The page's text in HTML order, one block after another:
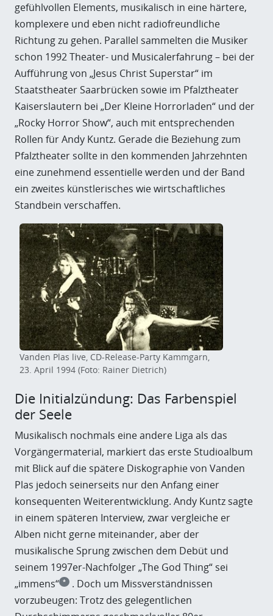
gefühlvollen Elements, musikalisch in eine härtere,
komplexere und eben nicht radiofreundliche
Richtung zu gehen. Parallel sammelten die Musiker
schon 1992 Theater- und Musicalerfahrung – bei der
Aufführung von „Jesus Christ Superstar“ im
Staatstheater Saarbrücken sowie im Pfalztheater
Kaiserslautern bei „Der Kleine Horrorladen“ und der
„Rocky Horror Show“, auch mit entsprechenden
Rollen für Andy Kuntz. Gerade die Beziehung zum
Pfalztheater sollte in den kommenden Jahrzehnten
eine zunehmend essentielle werden und der Band
ein zweites künstlerisches wie wirtschaftliches
Standbein verschaffen.
Vanden Plas live, CD-Release-Party Kammgarn,
23. April 1994 (Foto: Rainer Dietrich)
Die Initialzündung: Das Farbenspiel
der Seele
Musikalisch nochmals eine andere Liga als das
Vorgängermaterial, markiert das erste Studioalbum
mit Blick auf die spätere Diskographie von Vanden
Plas jedoch seinerseits nur den Anfang einer
konsequenten Weiterentwicklung. Andy Kuntz sagte
in einem späteren Interview, zwar vergleiche er
Alben nicht gerne miteinander, aber der
musikalische Sprung zwischen dem Debüt und
seinem 1997er-Nachfolger „The God Thing“ sei
„immens“ * . Doch um Missverständnissen
vorzubeugen: Trotz des gelegentlichen